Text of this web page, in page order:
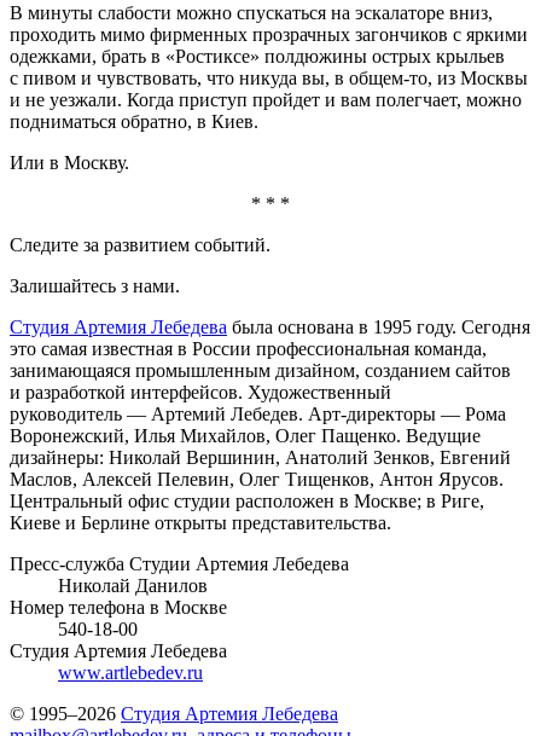
В минуты слабости можно спускаться на эскалаторе вниз,
проходить мимо фирменных прозрачных загончиков с яркими
одежками, брать в «Ростиксе» полдюжины острых крыльев
с пивом и чувствовать, что никуда вы, в общем-то, из Москвы
и не уезжали. Когда приступ пройдет и вам полегчает, можно
подниматься обратно, в Киев.
Или в Москву.
* * *
Следите за развитием событий.
Залишайтесь з нами.
Студия Артемия Лебедева была основана в 1995 году. Сегодня
это самая известная в России профессиональная команда,
занимающаяся промышленным дизайном, созданием сайтов
и разработкой интерфейсов. Художественный
руководитель — Артемий Лебедев. Арт-директоры — Рома
Воронежский, Илья Михайлов, Олег Пащенко. Ведущие
дизайнеры: Николай Вершинин, Анатолий Зенков, Евгений
Маслов, Алексей Пелевин, Олег Тищенков, Антон Ярусов.
Центральный офис студии расположен в Москве; в Риге,
Киеве и Берлине открыты представительства.
Пресс-служба Студии Артемия Лебедева
Николай Данилов
Номер телефона в Москве
540-18-00
Студия Артемия Лебедева
www.artlebedev.ru
© 1995–2026 Студия Артемия Лебедева